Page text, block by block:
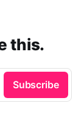
this.
Subscribe